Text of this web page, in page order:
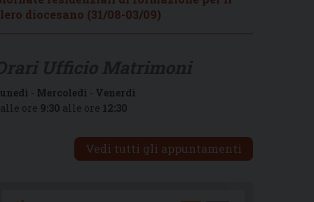
diocesano (31/08-03/09)
- Mercoledì - Venerdì
ore 9:30 alle ore 12:30
Vedi tutti gli appuntamenti